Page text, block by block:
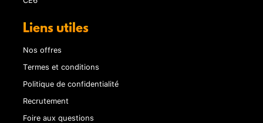
Liens utiles
Nos offres
Termes et conditions
Politique de confidentialité
Recrutement
Foire aux questions